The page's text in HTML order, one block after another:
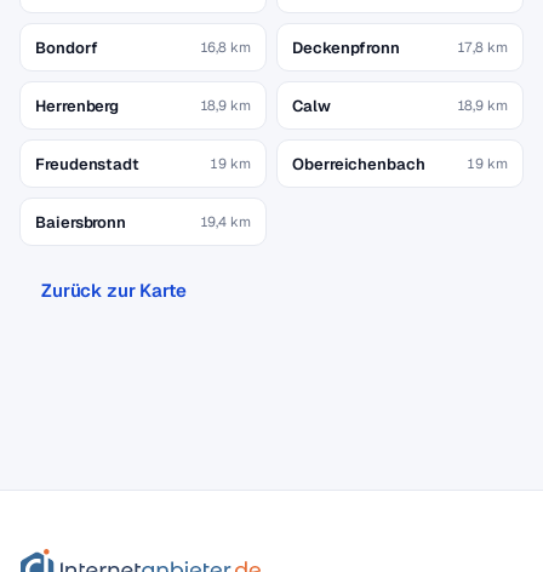
Bondorf 16,8 km Deckenpfronn 17,8 km
Herrenberg 18,9 km Calw 18,9 km
Freudenstadt 19 km Oberreichenbach 19 km
Baiersbronn 19,4 km
Zurück zur Karte